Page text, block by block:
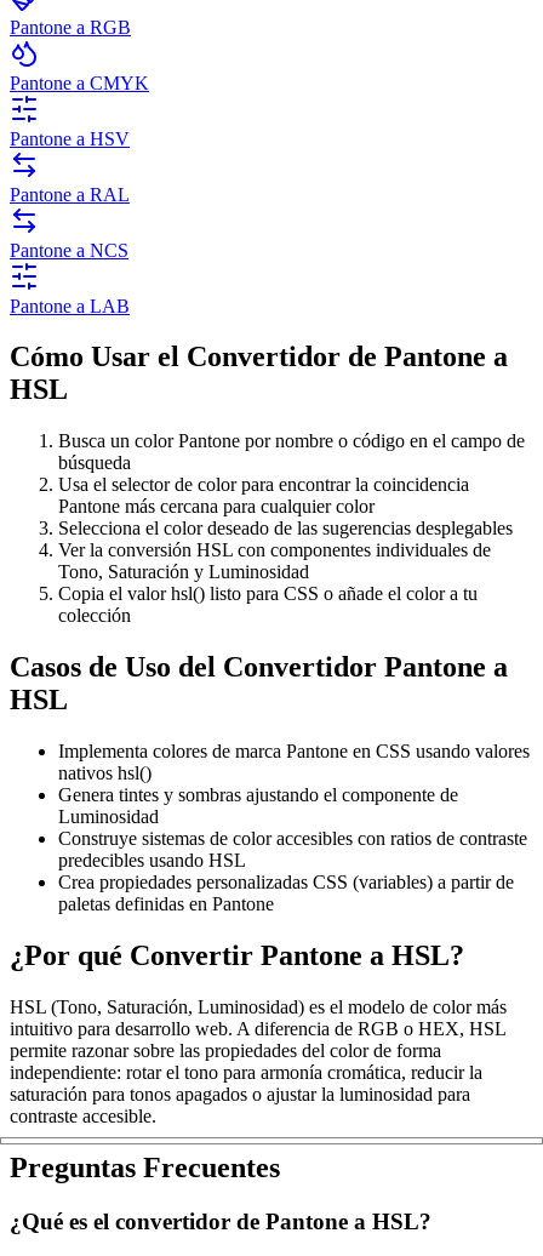
Pantone a RGB
Pantone a CMYK
Pantone a HSV
Pantone a RAL
Pantone a NCS
Pantone a LAB
Cómo Usar el Convertidor de Pantone a
HSL
Busca un color Pantone por nombre o código en el campo de
búsqueda
Usa el selector de color para encontrar la coincidencia
Pantone más cercana para cualquier color
Selecciona el color deseado de las sugerencias desplegables
Ver la conversión HSL con componentes individuales de
Tono, Saturación y Luminosidad
Copia el valor hsl() listo para CSS o añade el color a tu
colección
Casos de Uso del Convertidor Pantone a
HSL
Implementa colores de marca Pantone en CSS usando valores
nativos hsl()
Genera tintes y sombras ajustando el componente de
Luminosidad
Construye sistemas de color accesibles con ratios de contraste
predecibles usando HSL
Crea propiedades personalizadas CSS (variables) a partir de
paletas definidas en Pantone
¿Por qué Convertir Pantone a HSL?
HSL (Tono, Saturación, Luminosidad) es el modelo de color más
intuitivo para desarrollo web. A diferencia de RGB o HEX, HSL
permite razonar sobre las propiedades del color de forma
independiente: rotar el tono para armonía cromática, reducir la
saturación para tonos apagados o ajustar la luminosidad para
contraste accesible.
Preguntas Frecuentes
¿Qué es el convertidor de Pantone a HSL?